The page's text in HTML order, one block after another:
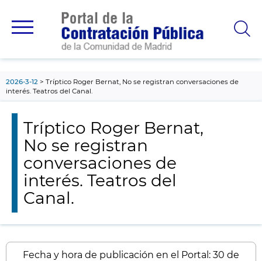
principal
2026-3-12
Tríptico Roger Bernat, No se registran conversaciones de
interés. Teatros del Canal.
Tríptico Roger Bernat,
No se registran
conversaciones de
interés. Teatros del
Canal.
Fecha y hora de publicación en el Portal: 30 de